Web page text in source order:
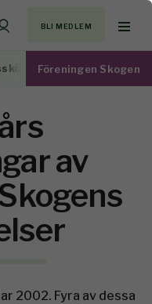
BLI MEDLEM
Virkesmarknad
Föreningen Skogen
av
2002. Fyra av dessa